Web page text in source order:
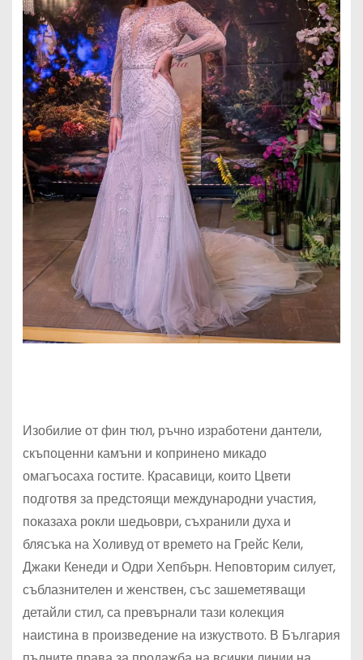
Изобилие от фин тюл, ръчно изработени дантели,
скъпоценни камъни и копринено микадо
омагъосаха гостите. Красавици, които Цвети
подготвя за предстоящи международни участия,
показаха рокли шедьоври, съхранили духа и
блясъка на Холивуд от времето на Грейс Кели,
Джаки Кенеди и Одри Хепбърн. Неповторим силует,
съблазнителен и женствен, със зашеметяващи
детайли стил, са превърнали тази колекция
наистина в произведение на изкуството. В България